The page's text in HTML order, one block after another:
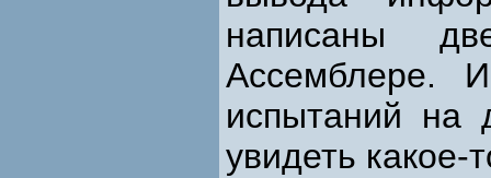
написаны
Ассемблере.
испытаний на
увидеть какое-